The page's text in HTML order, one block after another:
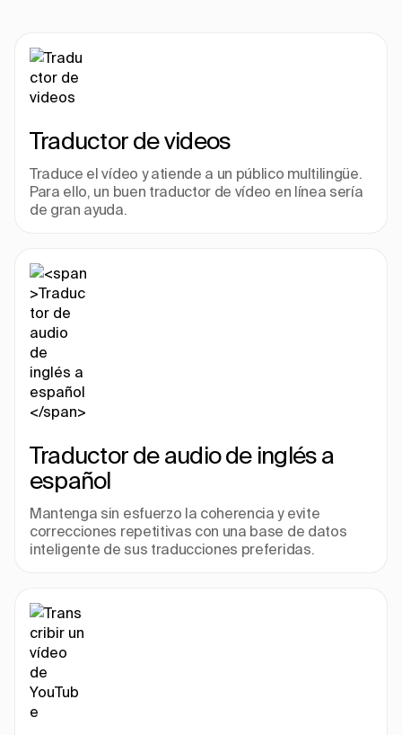
Traductor de videos
Traduce el vídeo y atiende a un público multilingüe.
Para ello, un buen traductor de vídeo en línea sería
de gran ayuda.
Traductor de audio de inglés a
español
Mantenga sin esfuerzo la coherencia y evite
correcciones repetitivas con una base de datos
inteligente de sus traducciones preferidas.